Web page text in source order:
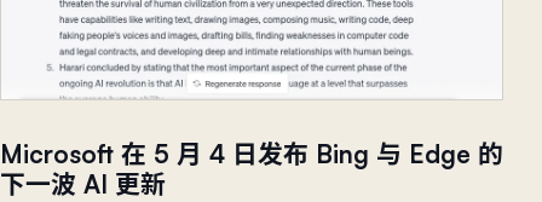
Microsoft 在 5 月 4 日发布 Bing 与 Edge 的
下一波 AI 更新